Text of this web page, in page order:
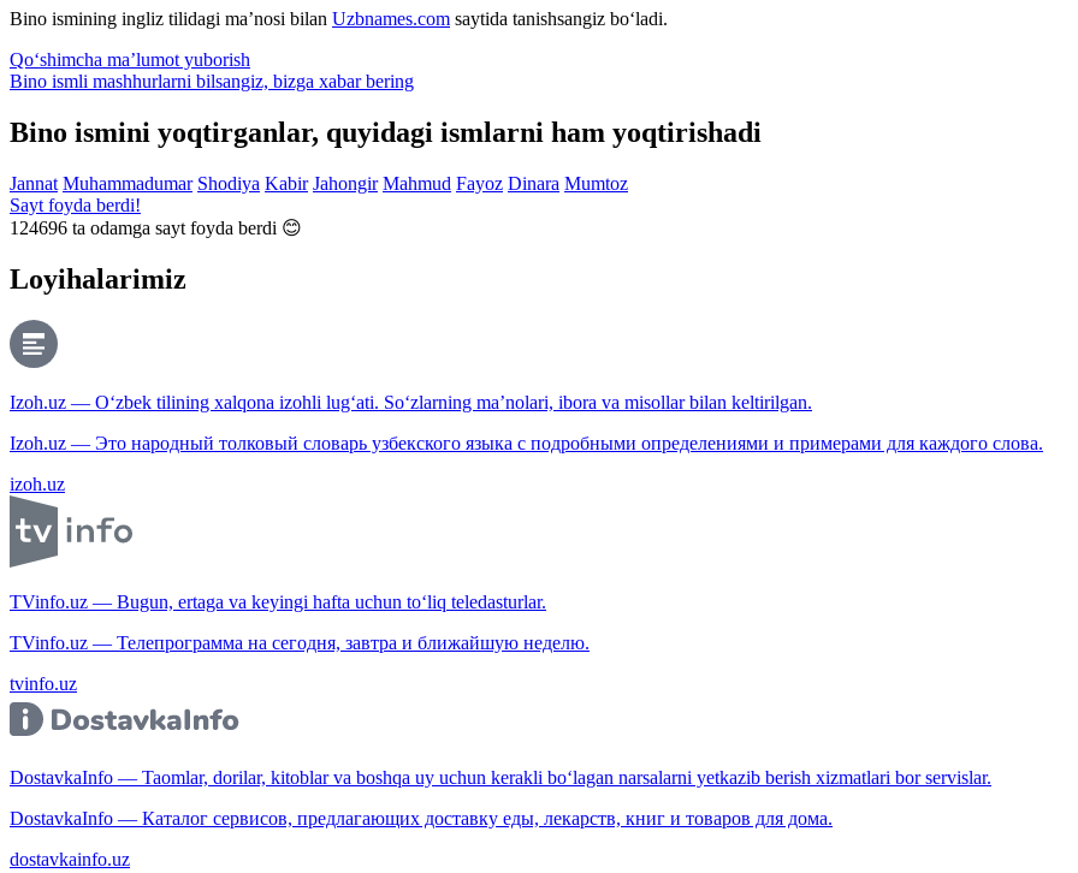
Bino ismining ingliz tilidagi ma’nosi bilan Uzbnames.com saytida tanishsangiz bo‘ladi.
Qo‘shimcha ma’lumot yuborish
Bino ismli mashhurlarni bilsangiz, bizga xabar bering
Bino ismini yoqtirganlar, quyidagi ismlarni ham yoqtirishadi
Jannat Muhammadumar Shodiya Kabir Jahongir Mahmud Fayoz Dinara Mumtoz
Sayt foyda berdi!
124696 ta odamga sayt foyda berdi 😊
Loyihalarimiz
Izoh.uz — O‘zbek tilining xalqona izohli lug‘ati. So‘zlarning ma’nolari, ibora va misollar bilan keltirilgan.
Izoh.uz — Это народный толковый словарь узбекского языка с подробными определениями и примерами для каждого слова.
izoh.uz
TVinfo.uz — Bugun, ertaga va keyingi hafta uchun to‘liq teledasturlar.
TVinfo.uz — Телепрограмма на сегодня, завтра и ближайшую неделю.
tvinfo.uz
DostavkaInfo — Taomlar, dorilar, kitoblar va boshqa uy uchun kerakli bo‘lagan narsalarni yetkazib berish xizmatlari bor servislar.
DostavkaInfo — Каталог сервисов, предлагающих доставку еды, лекарств, книг и товаров для дома.
dostavkainfo.uz